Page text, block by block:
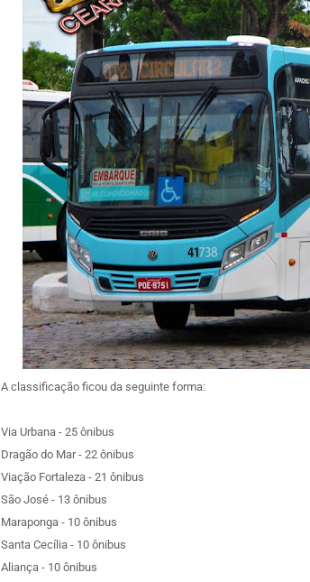
A classificação ficou da seguinte forma:
Via Urbana - 25 ônibus
Dragão do Mar - 22 ônibus
Viação Fortaleza - 21 ônibus
São José - 13 ônibus
Maraponga - 10 ônibus
Santa Cecília - 10 ônibus
Aliança - 10 ônibus